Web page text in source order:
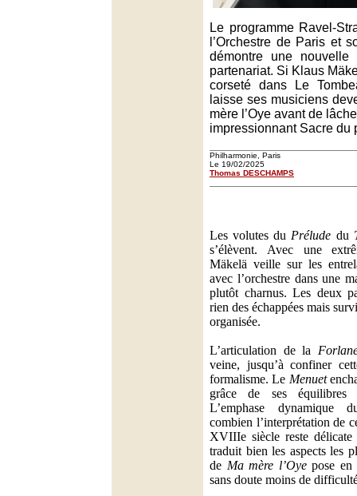
Le programme Ravel-
l’Orchestre de Paris et
démontre une
partenariat. Si Klaus
corseté dans Le
laisse ses musiciens
mère l’Oye avant de
impressionnant Sacre du
Philharmonie, Paris
Le 19/02/2025
Thomas DESCHAMPS
Les volutes du Prélude du
s’élèvent. Avec une
Mäkelä veille sur les
avec l’orchestre dans une
plutôt charnus. Les deux
rien des échappées mais
organisée.
L’articulation de la
veine, jusqu’à confiner
formalisme. Le Menuet
grâce de ses
L’emphase dynamique
combien l’interprétation de
XVIIIe siècle reste
traduit bien les aspects les
de Ma mère l’Oyepose en
sans doute moins de